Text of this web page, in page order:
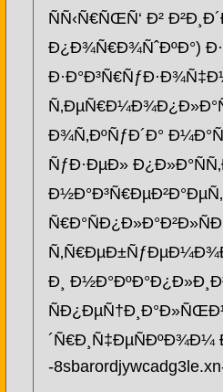
ÑÑ‹Ñ€ÑŒÑ‘ Ð²
Ð¿Ð¾Ñ€Ð¾ÑˆÐºÐ°)
Ð¾Ñ‚ÐºÑƒÐ´Ð°
ÑƒÐ·ÐµÐ»
Ð¸
´Ñ€Ð¸Ñ‡ÐµÑÐºÐ¾Ð¼
-